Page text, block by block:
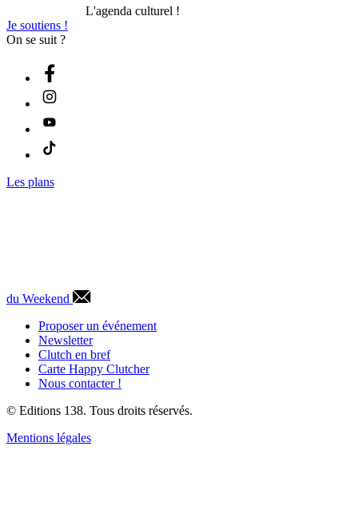
L'agenda culturel !
Je soutiens !
On se suit ?
Les plans
du Weekend
Proposer un événement
Newsletter
Clutch en bref
Carte Happy Clutcher
Nous contacter !
© Editions 138. Tous droits réservés.
Mentions légales